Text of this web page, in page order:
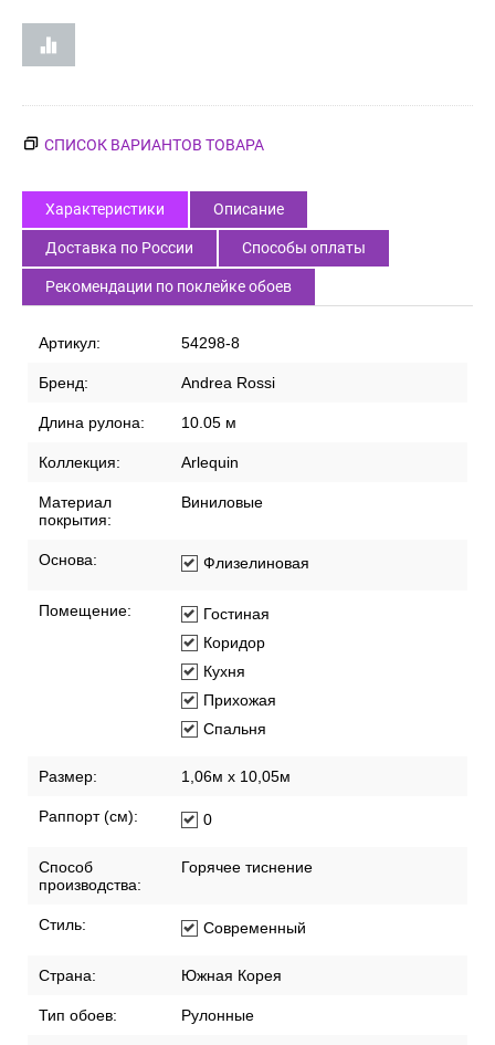
СПИСОК ВАРИАНТОВ ТОВАРА
Характеристики Описание
Доставка по России Способы оплаты
Рекомендации по поклейке обоев
Артикул: 54298-8
Бренд: Andrea Rossi
Длина рулона: 10.05 м
Коллекция: Arlequin
Материал
покрытия:
Виниловые
Основа: Флизелиновая
Помещение:
Гостиная
Коридор
Кухня
Прихожая
Спальня
Размер: 1,06м х 10,05м
Раппорт (см): 0
Способ
производства:
Горячее тиснение
Стиль: Современный
Страна: Южная Корея
Тип обоев: Рулонные